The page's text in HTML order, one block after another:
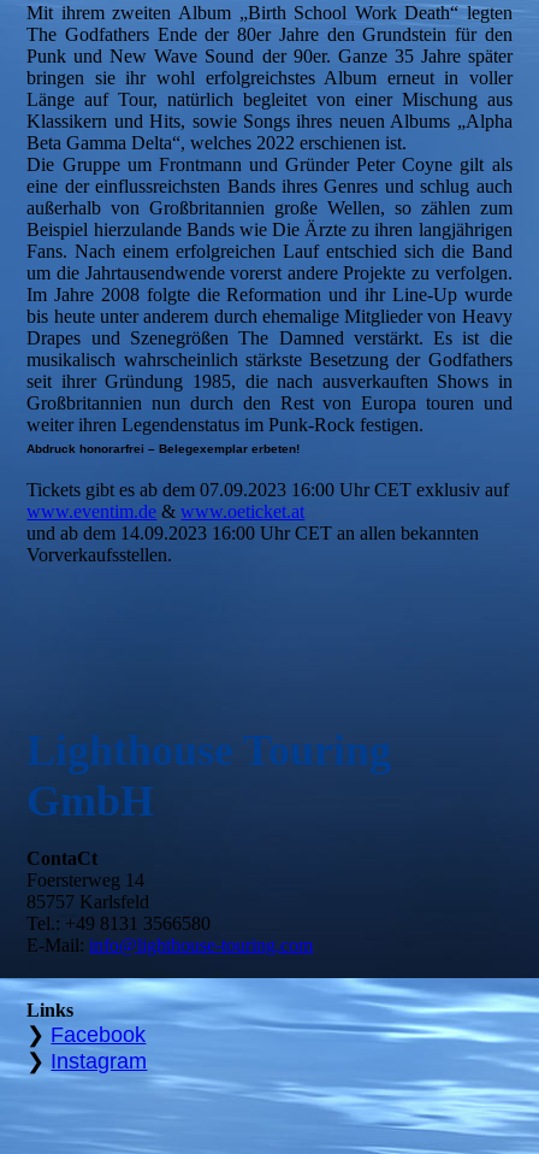
Mit ihrem zweiten Album „Birth School Work Death“ legten
The Godfathers Ende der 80er Jahre den Grundstein für den
Punk und New Wave Sound der 90er. Ganze 35 Jahre später
bringen sie ihr wohl erfolgreichstes Album erneut in voller
Länge auf Tour, natürlich begleitet von einer Mischung aus
Klassikern und Hits, sowie Songs ihres neuen Albums „Alpha
Beta Gamma Delta“, welches 2022 erschienen ist.
Die Gruppe um Frontmann und Gründer Peter Coyne gilt als
eine der einflussreichsten Bands ihres Genres und schlug auch
außerhalb von Großbritannien große Wellen, so zählen zum
Beispiel hierzulande Bands wie Die Ärzte zu ihren langjährigen
Fans. Nach einem erfolgreichen Lauf entschied sich die Band
um die Jahrtausendwende vorerst andere Projekte zu verfolgen.
Im Jahre 2008 folgte die Reformation und ihr Line-Up wurde
bis heute unter anderem durch ehemalige Mitglieder von Heavy
Drapes und Szenegrößen The Damned verstärkt. Es ist die
musikalisch wahrscheinlich stärkste Besetzung der Godfathers
seit ihrer Gründung 1985, die nach ausverkauften Shows in
Großbritannien nun durch den Rest von Europa touren und
weiter ihren Legendenstatus im Punk-Rock festigen.
Abdruck honorarfrei – Belegexemplar erbeten!
Tickets gibt es ab dem 07.09.2023 16:00 Uhr CET exklusiv auf
www.eventim.de &www.oeticket.at
und ab dem 14.09.2023 16:00 Uhr CET an allen bekannten
Vorverkaufsstellen.
Lighthouse Touring
GmbH
ContaCt
Foersterweg 14
85757 Karlsfeld
Tel.: +49 8131 3566580
E-Mail:info@lighthouse-touring.com
Links
❯ Facebook
❯ Instagram